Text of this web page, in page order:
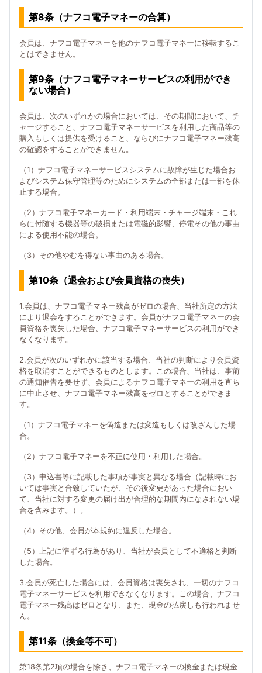
第8条（ナフコ電子マネーの合算）
会員は、ナフコ電子マネーを他のナフコ電子マネーに移転するこ
とはできません。
第9条（ナフコ電子マネーサービスの利用ができ
ない場合）
会員は、次のいずれかの場合においては、その期間において、チ
ャージすること、ナフコ電子マネーサービスを利用した商品等の
購入もしくは提供を受けること、ならびにナフコ電子マネー残高
の確認をすることができません。
（1）ナフコ電子マネーサービスシステムに故障が生じた場合お
よびシステム保守管理等のためにシステムの全部または一部を休
止する場合。
（2）ナフコ電子マネーカード・利用端末・チャージ端末・これ
らに付随する機器等の破損または電磁的影響、停電その他の事由
による使用不能の場合。
（3）その他やむを得ない事由のある場合。
第10条（退会および会員資格の喪失）
1.会員は、ナフコ電子マネー残高がゼロの場合、当社所定の方法
により退会をすることができます。会員がナフコ電子マネーの会
員資格を喪失した場合、ナフコ電子マネーサービスの利用ができ
なくなります。
2.会員が次のいずれかに該当する場合、当社の判断により会員資
格を取消すことができるものとします。この場合、当社は、事前
の通知催告を要せず、会員によるナフコ電子マネーの利用を直ち
に中止させ、ナフコ電子マネー残高をゼロとすることができま
す。
（1）ナフコ電子マネーを偽造または変造もしくは改ざんした場
合。
（2）ナフコ電子マネーを不正に使用・利用した場合。
（3）申込書等に記載した事項が事実と異なる場合（記載時にお
いては事実と合致していたが、その後変更があった場合におい
て、当社に対する変更の届け出が合理的な期間内になされない場
合を含みます。）。
（4）その他、会員が本規約に違反した場合。
（5）上記に準ずる行為があり、当社が会員として不適格と判断
した場合。
3.会員が死亡した場合には、会員資格は喪失され、一切のナフコ
電子マネーサービスを利用できなくなります。この場合、ナフコ
電子マネー残高はゼロとなり、また、現金の払戻しも行われませ
ん。
第11条（換金等不可）
第18条第2項の場合を除き、ナフコ電子マネーの換金または現金